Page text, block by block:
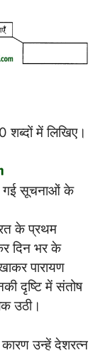
शब्दों में लिखिए।
गई सूचनाओं के
के प्रथम
दिन भर के
पारायण
दृष्टि में संतोष
उठी।
उन्हें देशरत्न